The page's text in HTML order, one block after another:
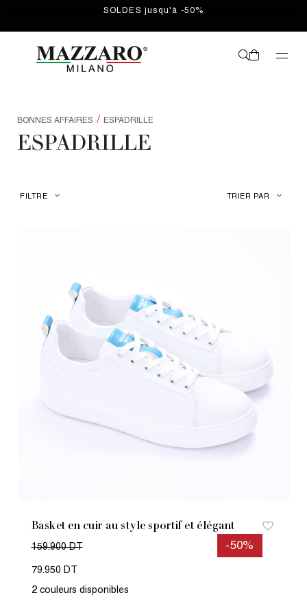
SOLDES jusqu'à -50%
BONNES AFFAIRES / ESPADRILLE
ESPADRILLE
FILTRE TRIER PAR
Basket en cuir au style sportif et élégant
-50%
159.900 DT
79.950 DT
2 couleurs disponibles